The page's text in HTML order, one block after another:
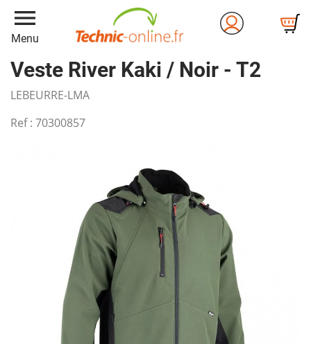
menu
Menu
Veste River Kaki / Noir - T2
LEBEURRE-LMA
Ref : 70300857